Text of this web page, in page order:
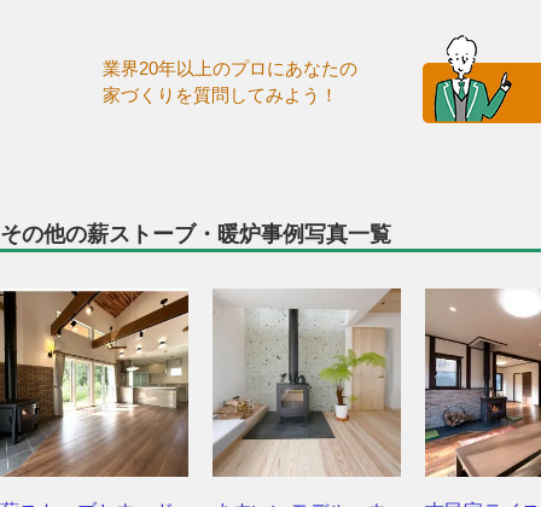
業界20年以上のプロにあなたの
家づくりを質問してみよう！
その他の薪ストーブ・暖炉事例写真一覧